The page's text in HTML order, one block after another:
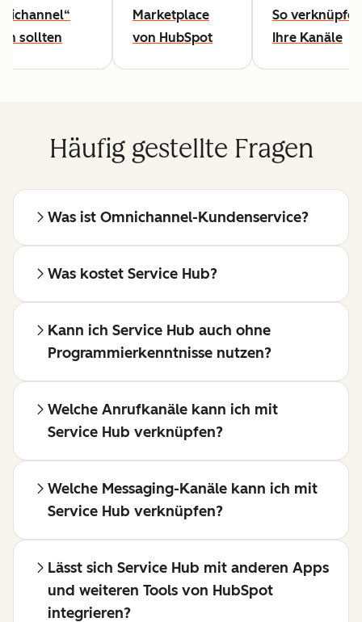
sollten
Marketplace
von HubSpot
So
Ihre Kanäle
Häufig gestellte Fragen
Was ist Omnichannel-Kundenservice?
Was kostet Service Hub?
Kann ich Service Hub auch ohne
Programmierkenntnisse nutzen?
Welche Anrufkanäle kann ich mit
Service Hub verknüpfen?
Welche Messaging-Kanäle kann ich mit
Service Hub verknüpfen?
Lässt sich Service Hub mit anderen Apps
und weiteren Tools von HubSpot
integrieren?